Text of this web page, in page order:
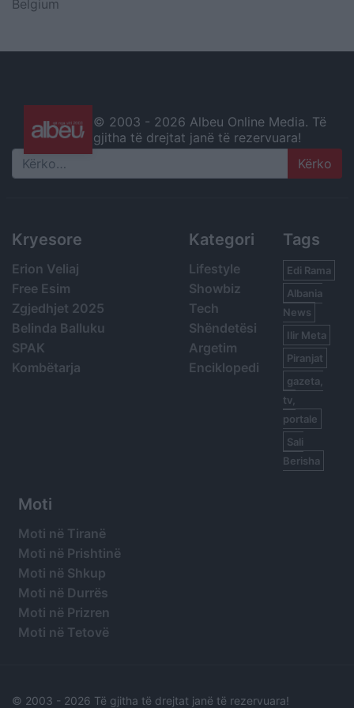
Belgium
© 2003 - 2026 Albeu Online Media. Të
gjitha të drejtat janë të rezervuara!
Search
Kryesore
Erion Veliaj
Free Esim
Zgjedhjet 2025
Belinda Balluku
SPAK
Kombëtarja
Kategori
Lifestyle
Showbiz
Tech
Shëndetësi
Argetim
Enciklopedi
Tags
Edi Rama
Albania
News
Ilir Meta
Piranjat
gazeta,
tv,
portale
Sali
Berisha
Moti
Moti në Tiranë
Moti në Prishtinë
Moti në Shkup
Moti në Durrës
Moti në Prizren
Moti në Tetovë
© 2003 - 2026 Të gjitha të drejtat janë të rezervuara!